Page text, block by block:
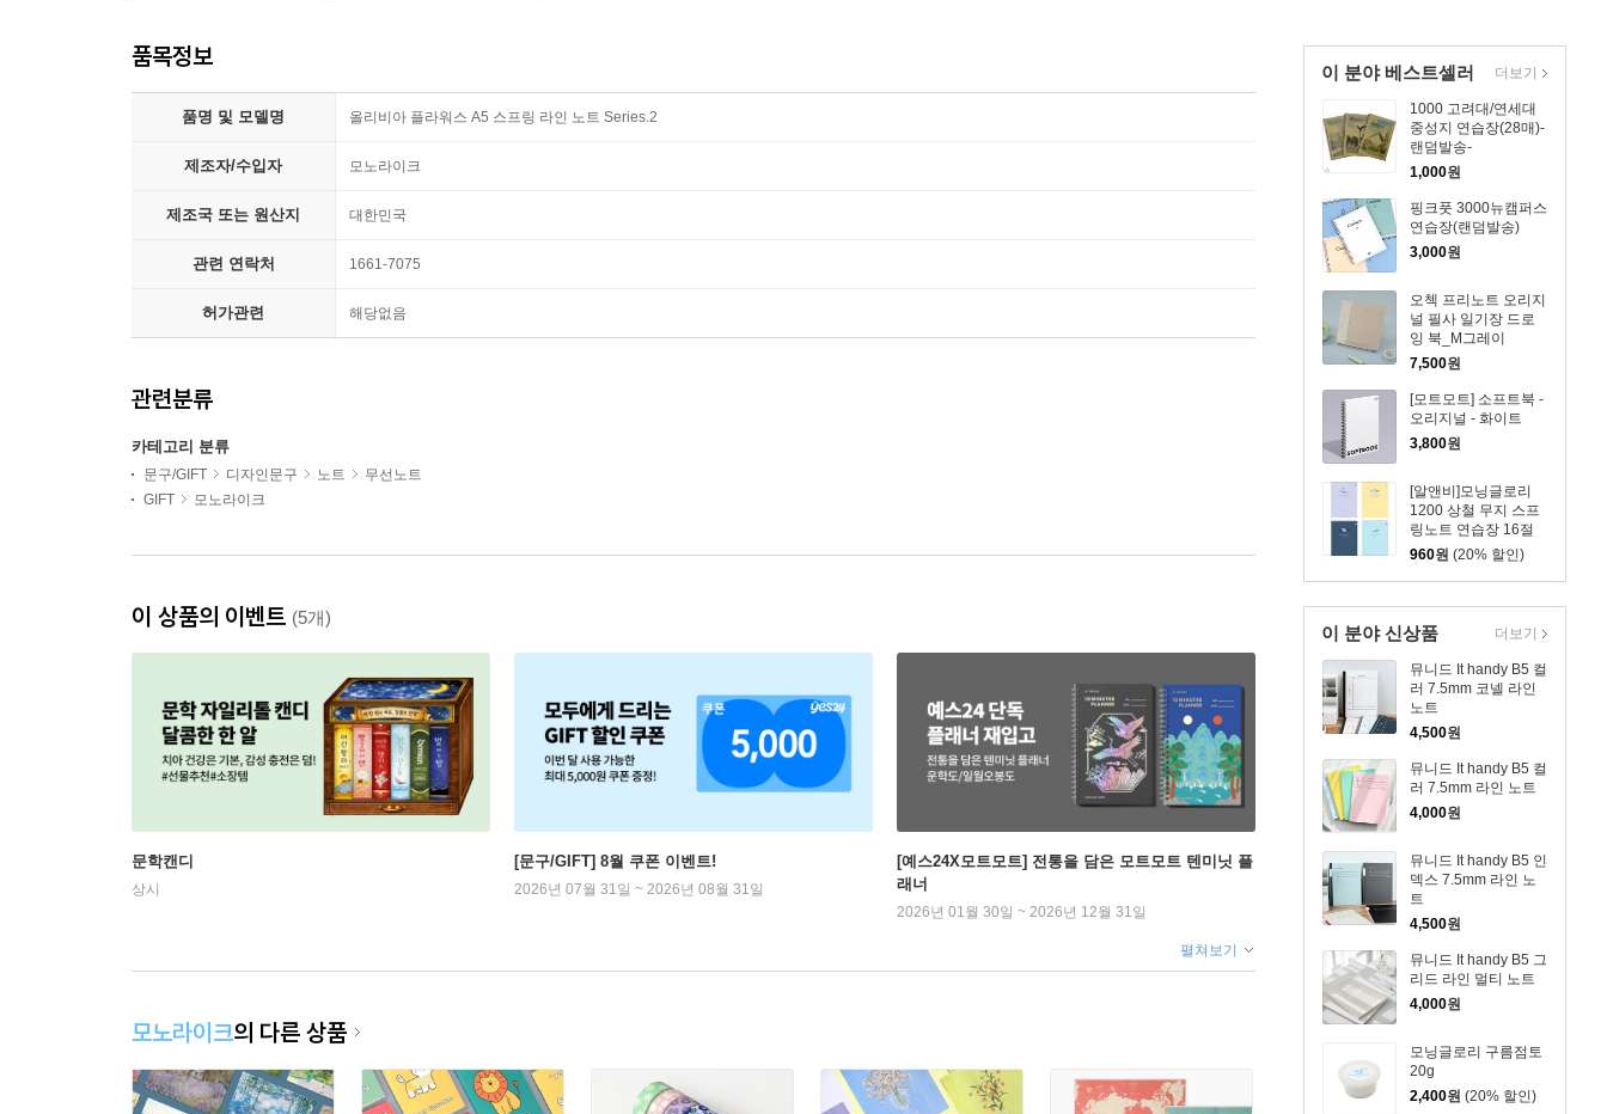
이 분야 베스트셀러
1000 고려대/연세대
중성지 연습장(28매)-
랜덤발송-
1,000원
핑크풋 3000뉴캠퍼스
연습장(랜덤발송)
3,000원
오첵 프리노트 오리지
널 필사 일기장 드로
잉 북_M그레이
7,500원
[모트모트] 소프트북 -
오리지널 - 화이트
3,800원
[알앤비]모닝글로리
1200 상철 무지 스프
링노트 연습장 16절
184x254 45매
960원 (20% 할인)
더보기
이 분야 신상품
뮤니드 It handy B5 컬
러 7.5mm 코넬 라인
노트
4,500원
뮤니드 It handy B5 컬
러 7.5mm 라인 노트
4,000원
뮤니드 It handy B5 인
덱스 7.5mm 라인 노
트
4,500원
뮤니드 It handy B5 그
리드 라인 멀티 노트
4,000원
모닝글로리 구름점토
20g
2,400원 (20% 할인)
더보기
품목정보
품명 및 모델명 올리비아 플라워스 A5 스프링 라인 노트 Series.2
제조자/수입자 모노라이크
제조국 또는 원산지 대한민국
관련 연락처 1661-7075
허가관련 해당없음
관련분류
카테고리 분류
문구/GIFT 디자인문구 노트
무선노트
GIFT
모노라이크
이 상품의 이벤트 (5개)
문학캔디
상시
[문구/GIFT] 8월 쿠폰 이벤트!
2026년 07월 31일 ~ 2026년 08월 31일
[예스24X모트모트] 전통을 담은 모트모트 텐미닛 플
래너
2026년 01월 30일 ~ 2026년 12월 31일
펼쳐보기
모노라이크의 다른 상품